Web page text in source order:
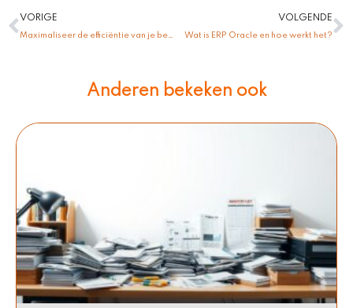
Vorige
VORIGE
Maximaliseer de efficiëntie van je bedrijfsprocessen met ERP Exact
VOLGENDE
Wat is ERP Oracle en hoe werkt het?
Anderen bekeken ook